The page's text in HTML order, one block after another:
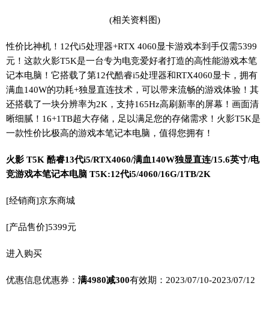
(相关资料图)
性价比神机！12代i5处理器+RTX 4060显卡游戏本到手仅需5399
元！这款火影T5K是一台专为电竞爱好者打造的高性能游戏本笔
记本电脑！它搭载了第12代酷睿i5处理器和RTX4060显卡，拥有
满血140W的功耗+独显直连技术，可以带来流畅的游戏体验！其
还搭载了一块分辨率为2K，支持165Hz高刷新率的屏幕！画面清
晰细腻！16+1TB超大存储，足以满足您的存储需求！火影T5K是
一款性价比极高的游戏本笔记本电脑，值得您拥有！
火影 T5K 酷睿13代i5/RTX4060/满血140W独显直连/15.6英寸/电
竞游戏本笔记本电脑 T5K:12代i5/4060/16G/1TB/2K
[经销商]京东商城
[产品售价]5399元
进入购买
优惠信息优惠券： 满4980减300有效期： 2023/07/10-2023/07/12